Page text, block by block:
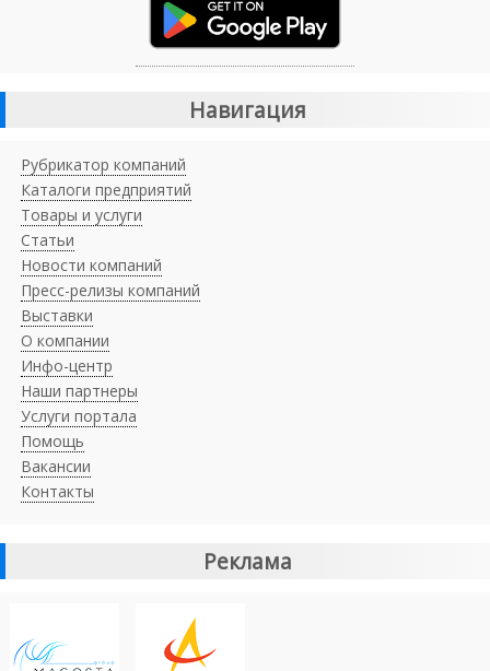
Навигация
Рубрикатор компаний
Каталоги предприятий
Товары и услуги
Статьи
Новости компаний
Пресс-релизы компаний
Выставки
О компании
Инфо-центр
Наши партнеры
Услуги портала
Помощь
Вакансии
Контакты
Реклама